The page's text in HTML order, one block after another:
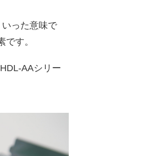
った意味で
す。
AAシリー